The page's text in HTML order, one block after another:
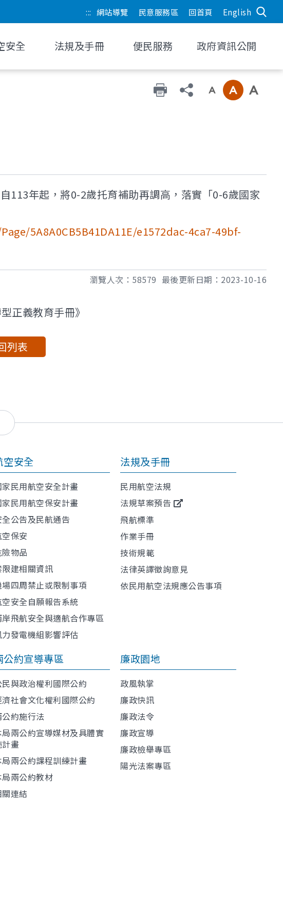
::: 網站導覽 民意服務區 回首頁 English
安全 法規及手冊 便民服務 政府資訊公開
113年起，將0-2歲托育補助再調高，落實「0-6歲國家
5A8A0CB5B41DA11E/e1572dac-4ca7-49bf-
瀏覽人次： 58579 最後更新日期： 2023-10-16
正義教育手冊》
列表
空安全
家民用航空安全計畫
家民用航空保安計畫
全公告及民航通告
保安
物品
限建相關資訊
場四周禁止或限制事項
空安全自願報告系統
岸飛航安全與適航合作專區
力發電機組影響評估
法規及手冊
民用航空法規
法規草案預告
飛航標準
作業手冊
技術規範
法律英譯徵詢意見
依民用航空法規應公告事項
公約宣導專區
民與政治權利國際公約
濟社會文化權利國際公約
公約施行法
局兩公約宣導媒材及具體實
計畫
局兩公約課程訓練計畫
局兩公約教材
連結
廉政園地
政風執掌
廉政快訊
廉政法令
廉政宣導
廉政檢舉專區
陽光法案專區